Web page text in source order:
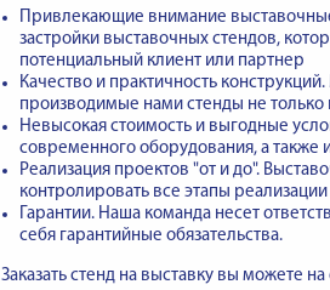
Привлекающие внимание
застройки выставочных стендов,
потенциальный клиент или партнер
Качество и практичность
производимые нами стенды не
Невысокая стоимость и выгодные
современного оборудования, а также
Реализация проектов "от и до".
контролировать все этапы
Гарантии. Наша команда несет
себя гарантийные обязательства.
Заказать стенд на выставку вы можете